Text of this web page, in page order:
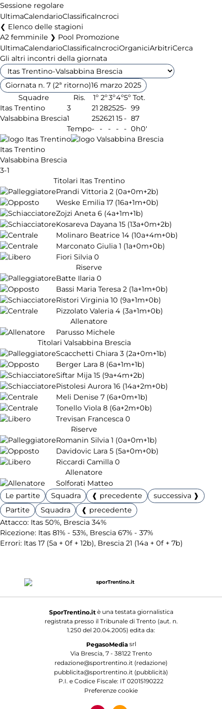
Sessione regolare
UltimaCalendarioClassificaIncroci
Elenco delle stagioni
A2 femminile ❯ Pool Promozione
UltimaCalendarioClassificaIncrociOrganiciArbitriCerca
Gli altri incontri della giornata
Giornata n. 7 (2ª ritorno)16 marzo 2025
Squadre
Ris. 1º 2º3º4º5º Tot.
Itas Trentino
3 21 282525- 99
Valsabbina Brescia1 252621 15 - 87
Tempo- - - - - 0h0'
Itas Trentino
Valsabbina Brescia
3-1
Titolari Itas Trentino
Prandi Vittoria 2 (0a+0m+2b)
Weske Emilia 17 (16a+1m+0b)
Zojzi Aneta 6 (4a+1m+1b)
Kosareva Dayana 15 (13a+0m+2b)
Molinaro Beatrice 14 (10a+4m+0b)
Marconato Giulia 1 (1a+0m+0b)
Fiori Silvia 0
Riserve
Batte Ilaria 0
Bassi Maria Teresa 2 (1a+1m+0b)
Ristori Virginia 10 (9a+1m+0b)
Pizzolato Valeria 4 (3a+1m+0b)
Allenatore
Parusso Michele
Titolari Valsabbina Brescia
Scacchetti Chiara 3 (2a+0m+1b)
Berger Lara 8 (6a+1m+1b)
Siftar Mija 15 (9a+4m+2b)
Pistolesi Aurora 16 (14a+2m+0b)
Meli Denise 7 (6a+0m+1b)
Tonello Viola 8 (6a+2m+0b)
Trevisan Francesca 0
Riserve
Romanin Silvia 1 (0a+0m+1b)
Davidovic Lara 5 (5a+0m+0b)
Riccardi Camilla 0
Allenatore
Solforati Matteo
Le partite
Squadra ❰ precedente
successiva ❱
Partite
Squadra
❰ precedente
Attacco: Itas 50%, Brescia 34%
Ricezione: Itas 81% - 53%, Brescia 67% - 37%
Errori: Itas 17 (5a + 0f + 12b), Brescia 21 (14a + 0f + 7b)
SporTrentino.itè una testata giornalistica
registrata presso il Tribunale di Trento (aut. n.
1.250 del 20.04.2005) edita da:
PegasoMediasrl
Via Brescia, 7 - 38122 Trento
redazione@sportrentino.it (redazione)
pubblicita@sportrentino.it (pubblicità)
P.I. e Codice Fiscale: IT 02015190222
Preferenze cookie